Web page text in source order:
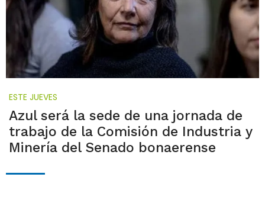
ESTE JUEVES
Azul será la sede de una jornada de
trabajo de la Comisión de Industria y
Minería del Senado bonaerense